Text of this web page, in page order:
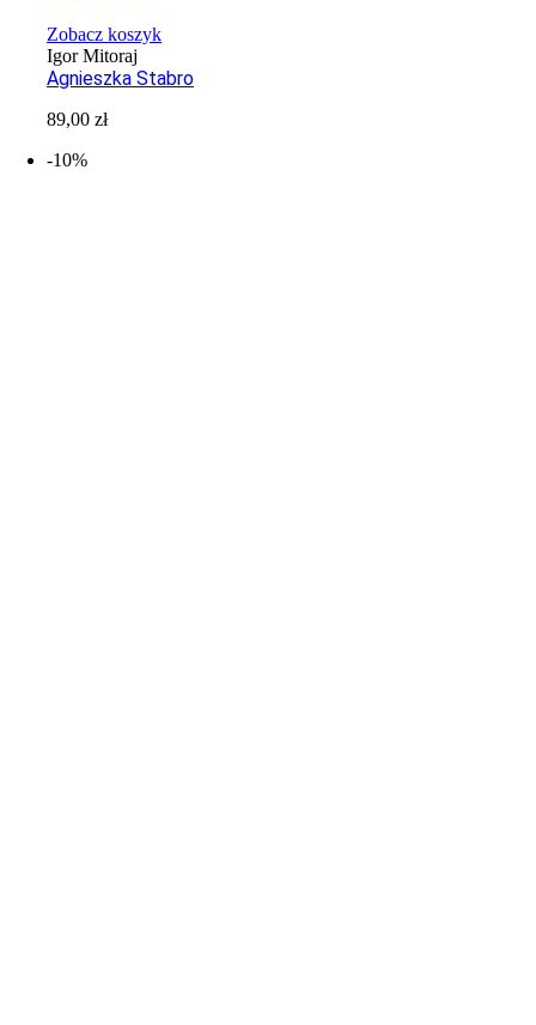
Zobacz koszyk
Igor Mitoraj
Agnieszka Stabro
89,00zł
-10%